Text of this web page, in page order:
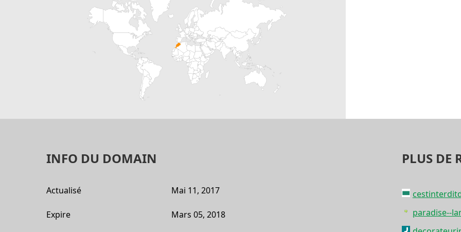
INFO DU DOMAIN
Actualisé Mai 11, 2017
Expire Mars 05, 2018
PLUS DE
paradise--